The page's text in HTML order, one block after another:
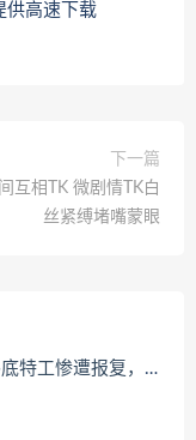
供高速下载
下一篇
互相TK 微剧情TK白
丝紧缚堵嘴蒙眼
凳捆绑+塑料袋全包捆绑